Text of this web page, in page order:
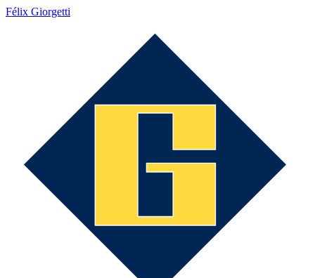
Félix Giorgetti